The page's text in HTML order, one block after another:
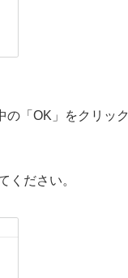
「OK」をクリック
ください。